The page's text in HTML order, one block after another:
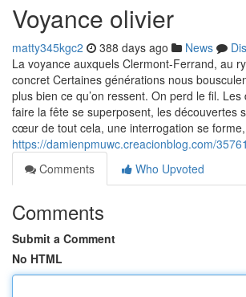
Voyance olivier
matty345kgc2 388 days ago News
La voyance auxquels Clermont-Ferrand, au
concret Certaines générations nous
plus bien ce qu’on ressent. On perd le fil.
faire la fête se superposent, les découvertes
cœur de tout cela, une interrogation se
https://damienpmuwc.creacionblog.com/
Comments
Who Upvoted
Comments
Submit a Comment
No HTML